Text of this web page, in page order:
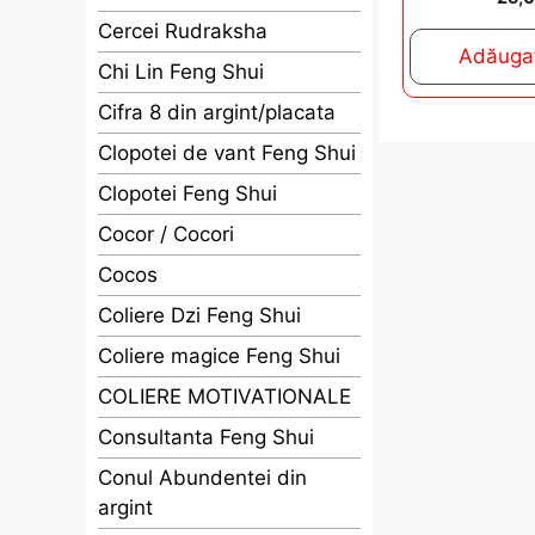
o
5
Cercei Rudraksha
Chi Lin Feng Shui
Cifra 8 din argint/placata
Clopotei de vant Feng Shui
Clopotei Feng Shui
Cocor / Cocori
Cocos
Coliere Dzi Feng Shui
Coliere magice Feng Shui
COLIERE MOTIVATIONALE
Consultanta Feng Shui
Conul Abundentei din
argint